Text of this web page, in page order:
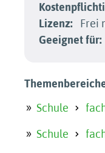
Lizenz:
Frei
Geeignet für:
Schule
Schule